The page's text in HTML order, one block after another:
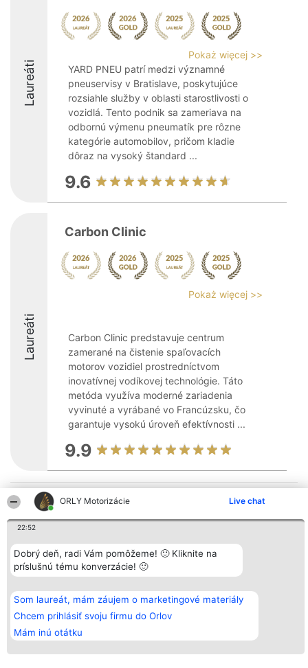
ORLY Motorizácie Live chat
22:52
Dobrý deň, radi Vám pomôžeme! 🙂 Kliknite na
príslušnú tému konverzácie! 🙂
Som laureát, mám záujem o marketingové materiály
Chcem prihlásiť svoju firmu do Orlov
Mám inú otátku
Laureáti
Pokaż więcej >>
YARD PNEU patrí medzi významné
pneuservisy v Bratislave, poskytujúce
rozsiahle služby v oblasti starostlivosti o
vozidlá. Tento podnik sa zameriava na
odbornú výmenu pneumatík pre rôzne
kategórie automobilov, pričom kladie
dôraz na vysoký štandard ...
9.6
Laureáti
Carbon Clinic
Pokaż więcej >>
Carbon Clinic predstavuje centrum
zamerané na čistenie spaľovacích
motorov vozidiel prostredníctvom
inovatívnej vodíkovej technológie. Táto
metóda využíva moderné zariadenia
vyvinuté a vyrábané vo Francúzsku, čo
garantuje vysokú úroveň efektívnosti ...
9.9
Organizátor hodnotenia
Bright Side Solutions sp. z o.
o. sp. k.
ul. Ruska 22
KRS 0000749100 | Regon
381313360 | NIP 8943132676
+48 508 492 400
Lista
Podmienky
Obchodné
podmienky
ochrany
osobných
údajov
Kontakt